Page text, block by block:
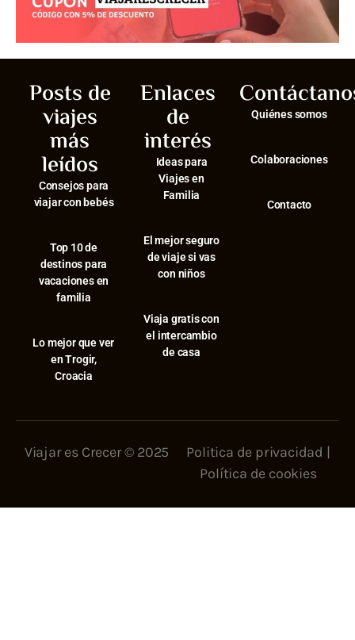
Posts de
viajes
más
leídos
Consejos para
viajar con bebés
⁠Top 10 de
destinos para
vacaciones en
familia
⁠Lo mejor que ver
en Trogir,
Croacia
Enlaces
de
interés
Ideas para
Viajes en
Familia
El mejor seguro
de viaje si vas
con niños
Viaja gratis con
el intercambio
de casa
Quiénes somos
Colaboraciones
Contacto
Viajar es Crecer © 2025 Politica de privacidad |
Política de cookies